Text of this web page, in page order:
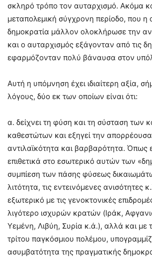
σκληρό τρόπο τον αυταρχισμό. Ακόμα
μεταπολεμική σύγχρονη περίοδο, που η
δημοκρατία μάλλον ολοκλήρωσε την
και ο αυταρχισμός εξάγονταν από τις
εφαρμόζονταν πολύ βάναυσα στον
Αυτή η υπόμνηση έχει ιδιαίτερη αξία,
λόγους, δύο εκ των οποίων είναι ότι:
α. δείχνει τη φύση και τη σύσταση των
καθεστώτων και εξηγεί την
αντιλαϊκότητα και βαρβαρότητα. Όπως
επιθετικά στο εσωτερικό αυτών των
συμπίεση των πάσης φύσεως
λιτότητα, τις εντεινόμενες ανισότητες
εξωτερικό με τις γενοκτονικές
λιγότερο ισχυρών κρατών (Ιράκ,
Υεμένη, Λιβύη, Συρία κ.ά.), αλλά και με
τρίτου παγκόσμιου πολέμου,
ασυμβατότητα της πραγματικής